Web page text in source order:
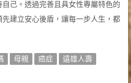
己。透過完善且具女性專屬特色的
建立安心後盾，讓每一步人生，都
母親 癌症
遠雄人壽